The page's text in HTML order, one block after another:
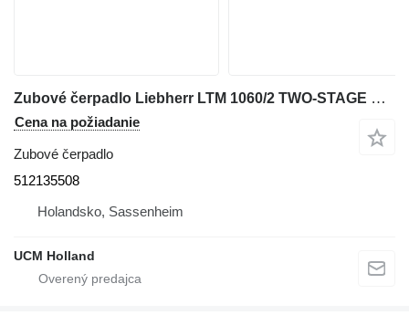
Zubové čerpadlo Liebherr LTM 1060/2 TWO-STAGE PUMP 512135508 na autožeriava
Cena na požiadanie
Zubové čerpadlo
512135508
Holandsko, Sassenheim
UCM Holland